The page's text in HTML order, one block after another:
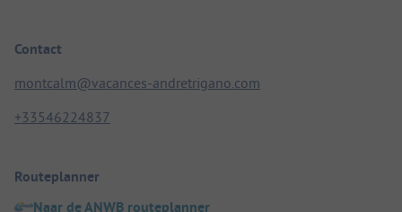
Contact
montcalm@vacances-andretrigano.com
+33546224837
Routeplanner
Naar de ANWB routeplanner